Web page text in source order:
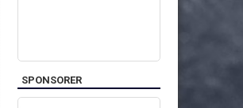
SPONSORER